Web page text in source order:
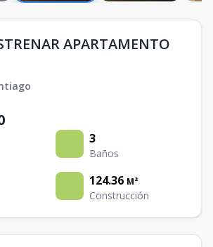
APARTAMENTO
3
Baños
124.36 M²
Construcción